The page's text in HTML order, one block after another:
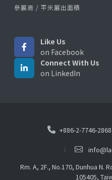
參展商 / 平米展出面積
Like Us
on Facebook
Connect With Us
on LinkedIn
+886-2-7746-2868
Rm. A, 2F., No.170, Dunhua N.
105405,